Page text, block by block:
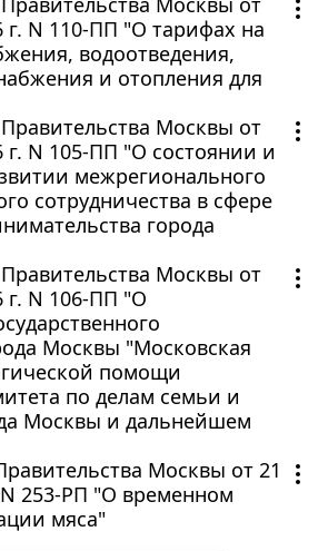
г. N 110-ПП "О тарифах на
водоотведения,
и отопления для
Москвы от
г. N 105-ПП "О состоянии и
межрегионального
сотрудничества в сфере
города
Москвы от
г. N 106-ПП "О
Москвы "Московская
помощи
по делам семьи и
Москвы и дальнейшем
Москвы от 21
N 253-РП "О временном
мяса"